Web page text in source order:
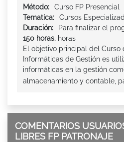
Método:
Curso FP Presencial
Tematica:
Cursos
Duración:
Para finalizar el
150 horas. horas
El objetivo principal del Curso
Informáticas de Gestión es
informáticas en la gestión
almacenamiento y contable,
COMENTARIOS
LIBRES FP PATRONAJE